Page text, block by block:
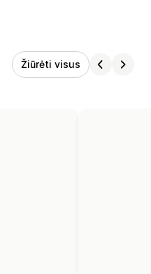
Žiūrėti visus